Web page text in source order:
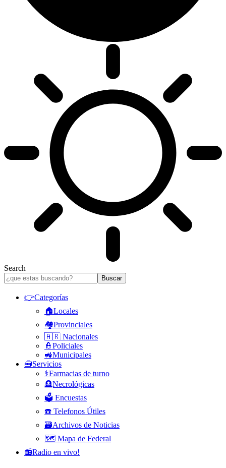
Search
👉Categorías
🏠Locales
🏘️Provinciales
🇦🇷 Nacionales
👮Policiales
🚜Municipales
🧰Servicios
⚕️Farmacias de turno
🪦Necrológicas
🗳️ Encuestas
☎️ Telefonos Útiles
🗃️Archivos de Noticias
🗺️ Mapa de Federal
📻Radio en vivo!